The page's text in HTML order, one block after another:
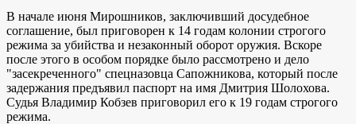
В начале июня Мирошников, заключивший досудебное
соглашение, был приговорен к 14 годам колонии строгого
режима за убийства и незаконный оборот оружия. Вскоре
после этого в особом порядке было рассмотрено и дело
"засекреченного" спецназовца Сапожникова, который после
задержания предъявил паспорт на имя Дмитрия Шолохова.
Судья Владимир Кобзев приговорил его к 19 годам строгого
режима.